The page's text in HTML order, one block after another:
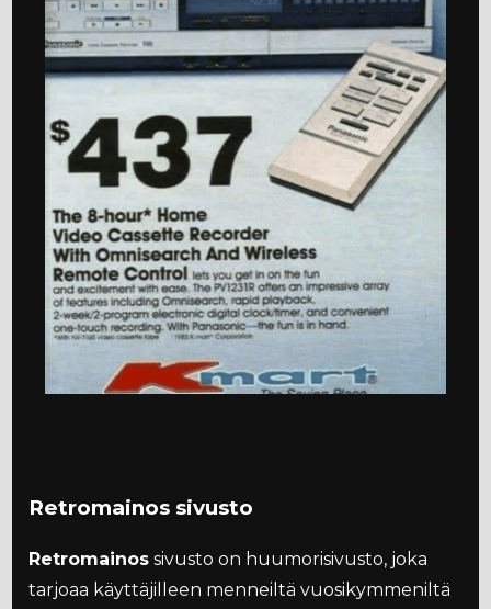
Retromainos sivusto
Retromainos sivusto on huumorisivusto, joka
tarjoaa käyttäjilleen menneiltä vuosikymmeniltä